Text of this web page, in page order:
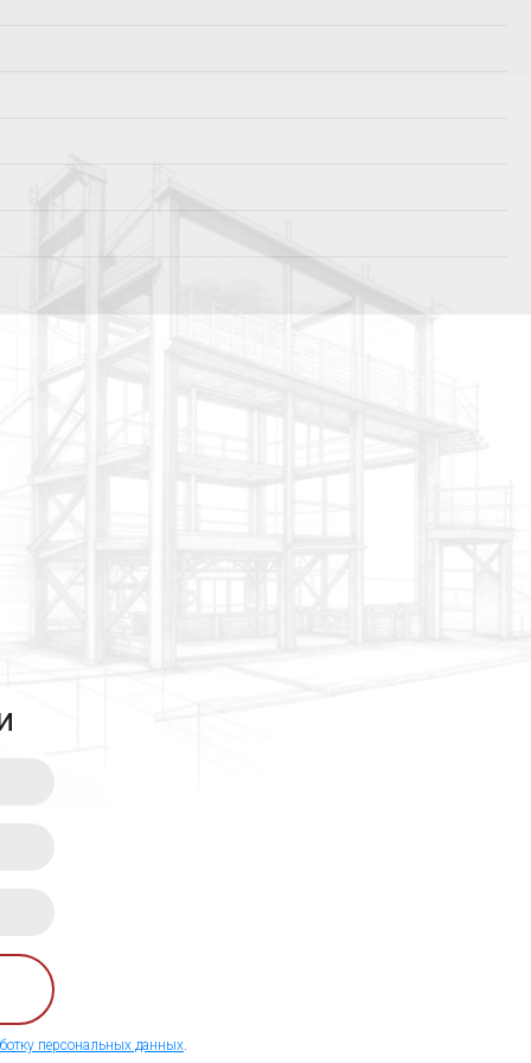
персональных данных.